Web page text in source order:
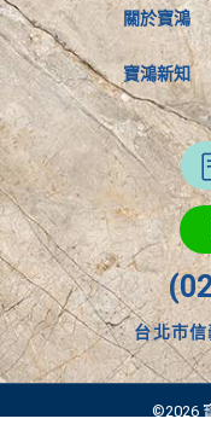
關於寶鴻
寶鴻新知
台北市
©2026